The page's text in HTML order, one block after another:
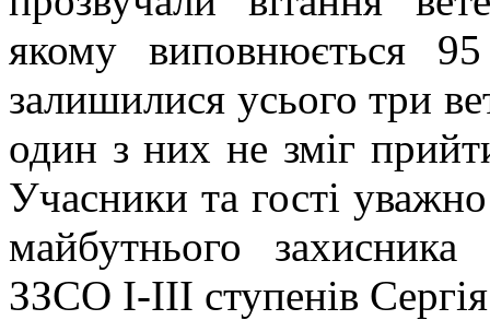
якому виповнюється
залишилися усього три
один з них не зміг
Учасники та гості
майбутнього захисника
ЗЗСО I-III ступенів